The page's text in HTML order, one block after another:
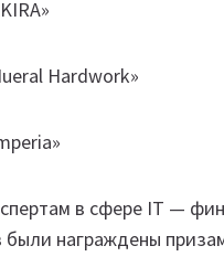
Hardwork»
в сфере IT —
были награждены